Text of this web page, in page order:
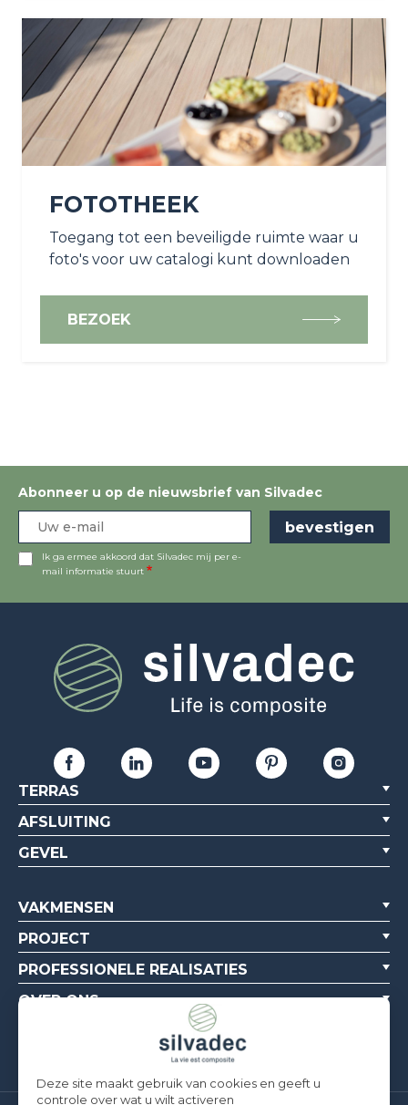
FOTOTHEEK
Toegang tot een beveiligde ruimte waar u
foto's voor uw catalogi kunt downloaden
BEZOEK
Abonneer u op de nieuwsbrief van Silvadec
Ik ga ermee akkoord dat Silvadec mij per e-
mail informatie stuurt
TERRAS
AFSLUITING
GEVEL
VAKMENSEN
PROJECT
PROFESSIONELE REALISATIES
OVER ONS
Deze site maakt gebruik van cookies en geeft u
controle over wat u wilt activeren